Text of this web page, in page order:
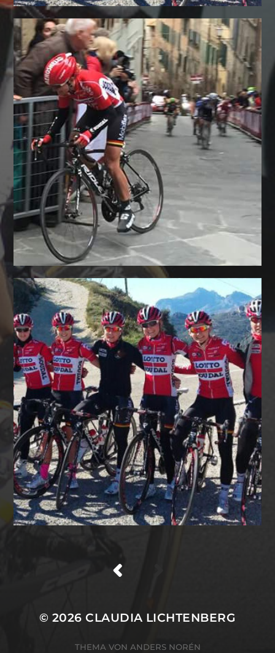
© 2026CLAUDIA LICHTENBERG
THEMA VON ANDERS NORÉN